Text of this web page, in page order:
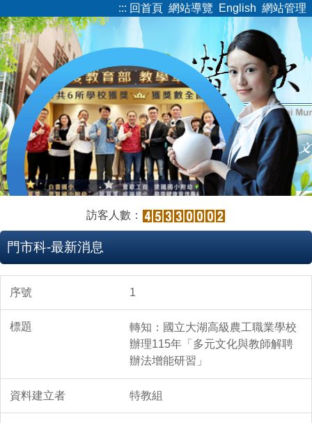
到
主
要
內
容
區
::: 回首頁 網站導覽 English 網站管理
訪客人數：
門市科-最新消息
1
轉知：國立大湖高級農工職業學校
辦理115年「多元文化與教師解聘
辦法增能研習」
特教組